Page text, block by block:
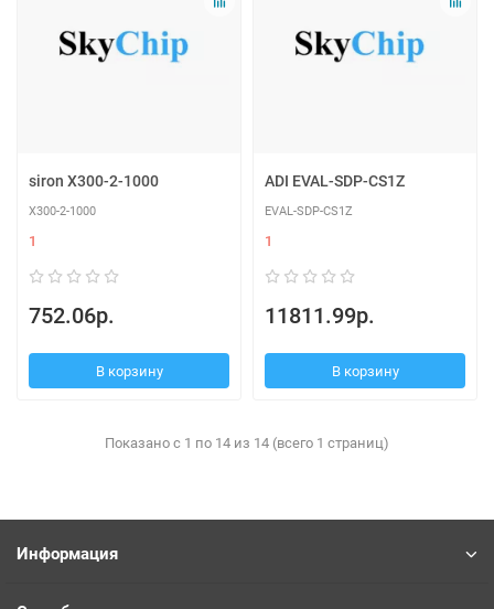
siron X300-2-1000
X300-2-1000
1
752.06р.
В корзину
ADI EVAL-SDP-CS1Z
EVAL-SDP-CS1Z
1
11811.99р.
В корзину
Показано с 1 по 14 из 14 (всего 1 страниц)
Информация